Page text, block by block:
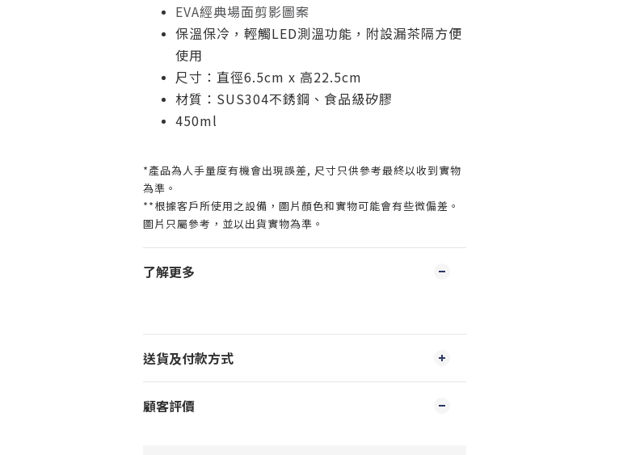
EVA經典場面剪影圖案
保溫保冷，輕觸LED測溫功能，附設漏茶隔方便
使用
尺寸：直徑6.5cm x 高22.5cm
材質：SUS304不銹鋼、食品級矽膠
450ml
*產品為人手量度有機會出現誤差, 尺寸只供參考最終以收到實物
為準。
**根據客戶所使用之設備，圖片顏色和實物可能會有些微偏差。
圖片只屬參考，並以出貨實物為準。
了解更多
送貨及付款方式
顧客評價